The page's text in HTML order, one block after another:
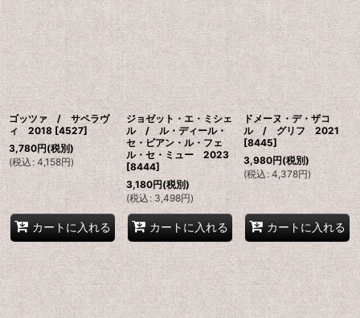
ゴッツァ / サペラヴ
ィ 2018 [4527]
3,780円(税別)
(税込 : 4,158円)
カートに入れる
ジョゼット・エ・ミシェ
ル / ル・ディール・
セ・ビアン・ル・フェ
ル・セ・ミュー 2023
[8444]
3,180円(税別)
(税込: 3,498円)
カートに入れる
ドメーヌ・デ・ザコ
ル / グリフ 2021
[8445]
3,980円(税別)
(税込 : 4,378円)
カートに入れる